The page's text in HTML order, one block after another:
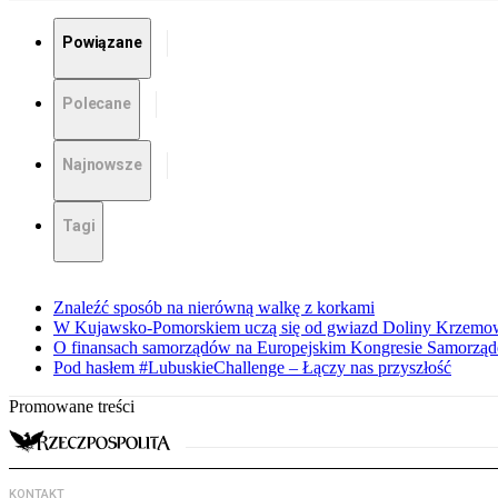
Powiązane
Polecane
Najnowsze
Tagi
Znaleźć sposób na nierówną walkę z korkami
W Kujawsko-Pomorskiem uczą się od gwiazd Doliny
O finansach samorządów na Europejskim Kongresie
Pod hasłem #LubuskieChallenge – Łączy nas przyszłość
Promowane treści
KONTAKT